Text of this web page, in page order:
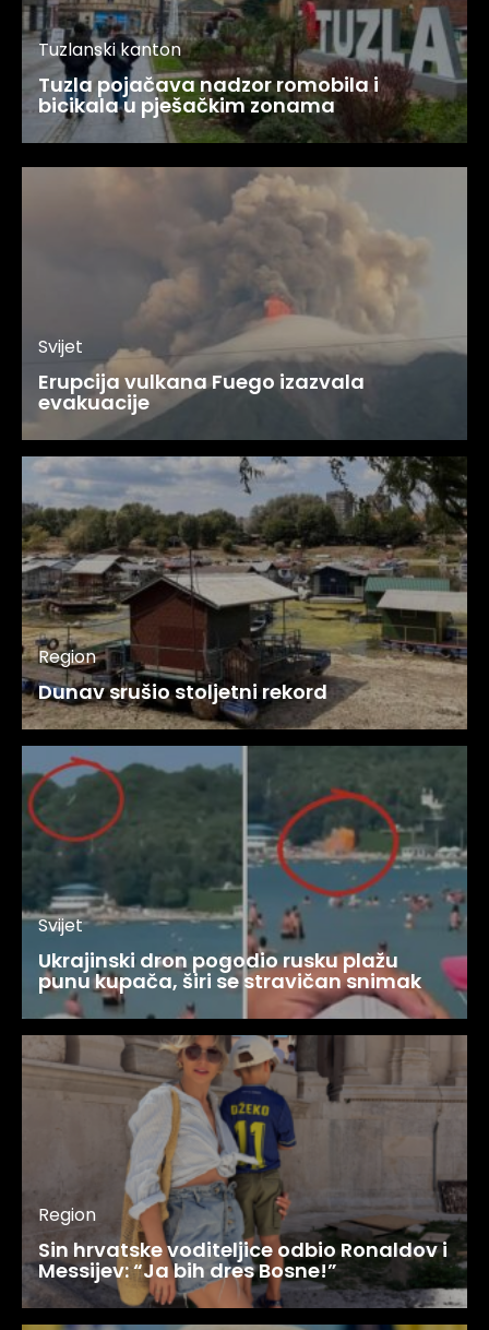
Tuzlanski kanton
Tuzla pojačava nadzor romobila i
bicikala u pješačkim zonama
Svijet
Erupcija vulkana Fuego izazvala
evakuacije
Region
Dunav srušio stoljetni rekord
Svijet
Ukrajinski dron pogodio rusku plažu
punu kupača, širi se stravičan snimak
Region
Sin hrvatske voditeljice odbio Ronaldov i
Messijev: “Ja bih dres Bosne!”